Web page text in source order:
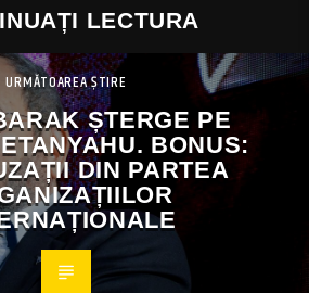
LECTURA
URMĂTOAREA ȘTIRE
ȘTERGE PE
BONUS:
DIN PARTEA